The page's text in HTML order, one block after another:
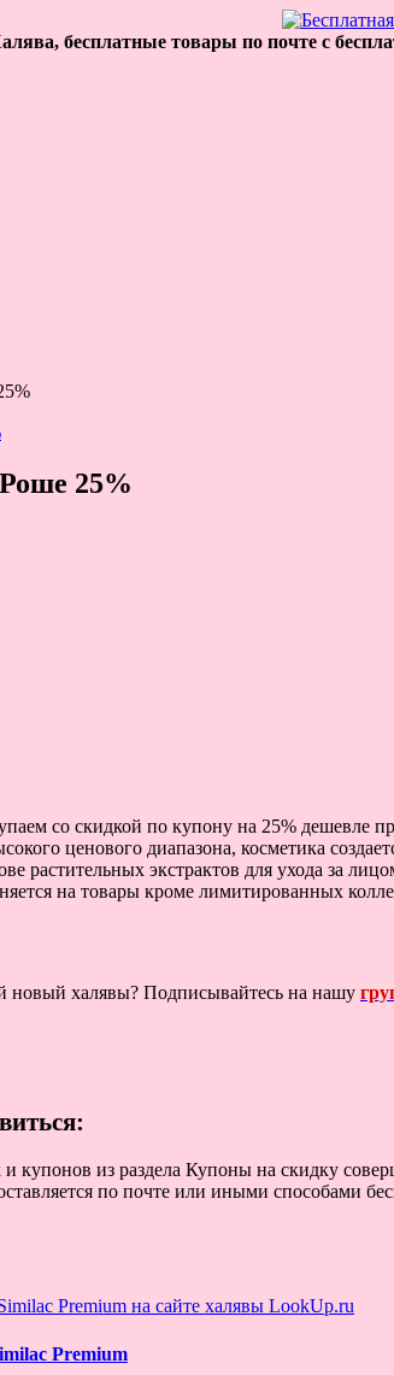
бесплатные товары по почте с
25%
со скидкой по купону на 25% дешевле
ценового диапазона, косметика
растительных экстрактов для ухода за
на товары кроме лимитированных
новый халявы? Подписывайтесь на нашу
купонов из раздела Купоны на скидку
по почте или иными способами
Premium